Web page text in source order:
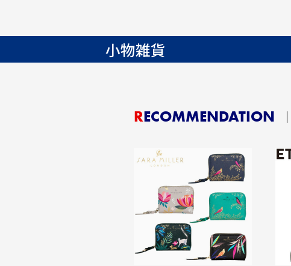
小物雑貨
RECOMMENDATION